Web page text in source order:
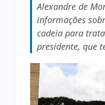
Alexandre de
informações
cadeia para
presidente, que